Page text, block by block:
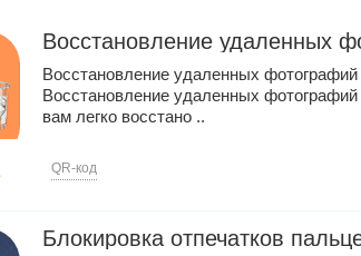
Восстановление удаленных
Восстановление удаленных фотографий
Восстановление удаленных
вам легко восстано ..
QR-код
Блокировка отпечатков